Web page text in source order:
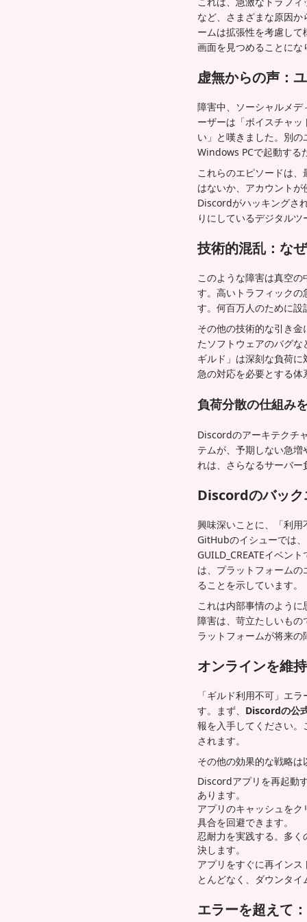
など、さまざまな原因
ームは拡張性を考慮し
画面を見つめることにな
虚無からの声：
障害中、ソーシャルメ
ーザーは「ボイスチャ
い」と嘆きました。別
Windows PCで起動する
これらのエピソードは
はないか、アカウント
Discordがハッキングさ
りにしているデジタル
技術的混乱：な
このような障害は真空
す。高いトラフィック
す。何百万人のために
その他の技術的な引き
たソフトウェアのバグ
ギルド」は深刻な負荷
急の対応を必要とする
負荷分散の仕組み
Discordのアーキテクチ
テムが、予期しない急
れは、さらなるサーバ
Discordのバッ
興味深いことに、「利
GitHubのイシューでは
GUILD_CREATEイベン
は、プラットフォーム
ることを示しています。
これは内部事情のよう
障害は、苛立たしいも
ラットフォームが将来
オンラインを維
「ギルド利用不可」エ
す。まず、 Discordの公
報を入手してください
されます。
その他の効果的な戦略
Discordアプリを再起動
あります。
アプリのキャッシュを
具合を回避できます。
忍耐力を実践する。多
決します。
アプリをすぐに再イン
とんどなく、ダウンタ
エラーを超えて